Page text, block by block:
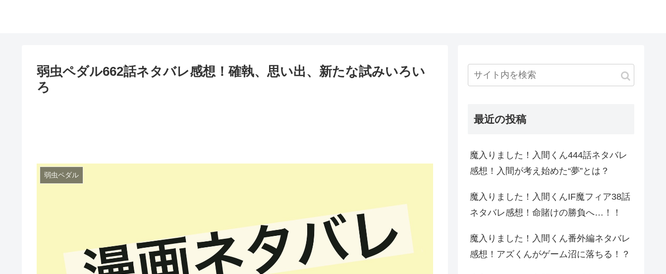
弱虫ペダル662話ネタバレ感想！確執、思い出、新たな試みいろい
ろ
弱虫ペダル
最近の投稿
魔入りました！入間くん444話ネタバレ
感想！入間が考え始めた“夢”とは？
魔入りました！入間くんIF魔フィア38話
ネタバレ感想！命賭けの勝負へ…！！
魔入りました！入間くん番外編ネタバレ
感想！アズくんがゲーム沼に落ちる！？